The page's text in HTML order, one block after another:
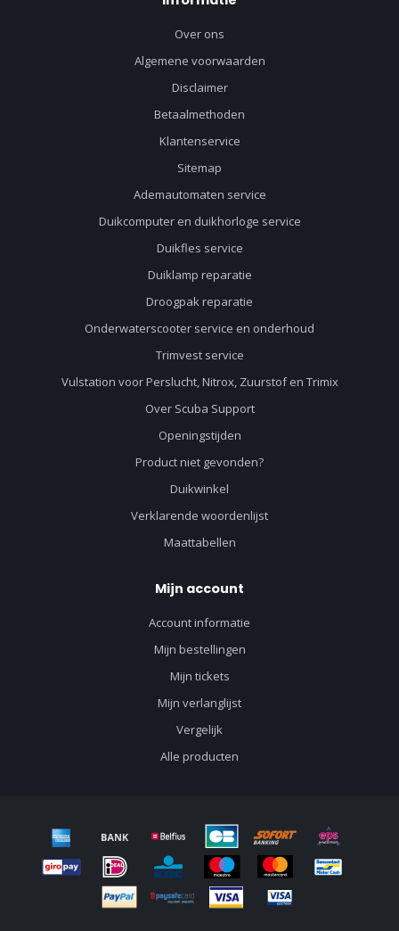
Over ons
Algemene voorwaarden
Disclaimer
Betaalmethoden
Klantenservice
Sitemap
Ademautomaten service
Duikcomputer en duikhorloge service
Duikfles service
Duiklamp reparatie
Droogpak reparatie
Onderwaterscooter service en onderhoud
Trimvest service
Vulstation voor Perslucht, Nitrox, Zuurstof en Trimix
Over Scuba Support
Openingstijden
Product niet gevonden?
Duikwinkel
Verklarende woordenlijst
Maattabellen
Mijn account
Account informatie
Mijn bestellingen
Mijn tickets
Mijn verlanglijst
Vergelijk
Alle producten